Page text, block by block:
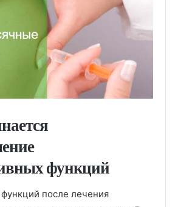
функций
после лечения